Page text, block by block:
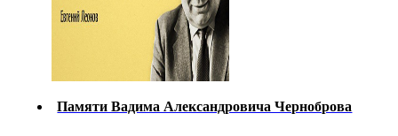
Памяти Вадима Александровича Черноброва